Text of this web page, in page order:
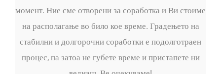
момент. Ние сме отворени за соработка и Ви стоиме
на располагање во било кое време. Градењето на
стабилни и долгорочни соработки е подолготраен
процес, па затоа не губете време и пристапете ни